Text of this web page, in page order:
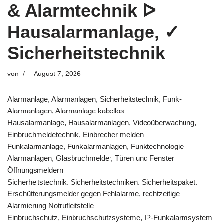
& Alarmtechnik ᐅ
Hausalarmanlage, ✓
Sicherheitstechnik
von August 7, 2026
Alarmanlage, Alarmanlagen, Sicherheitstechnik, Funk-
Alarmanlagen, Alarmanlage kabellos
Hausalarmanlage, Hausalarmanlagen, Videoüberwachung,
Einbruchmeldetechnik, Einbrecher melden
Funkalarmanlage, Funkalarmanlagen, Funktechnologie
Alarmanlagen, Glasbruchmelder, Türen und Fenster
Öffnungsmeldern
Sicherheitstechnik, Sicherheitstechniken, Sicherheitspaket,
Erschütterungsmelder gegen Fehlalarme, rechtzeitige
Alarmierung Notrufleitstelle
Einbruchschutz, Einbruchschutzsysteme, IP-Funkalarmsystem